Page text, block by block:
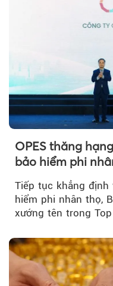
OPES thăng
bảo hiểm phi
Tiếp tục khẳng
hiểm phi nhân thọ,
xướng tên trong